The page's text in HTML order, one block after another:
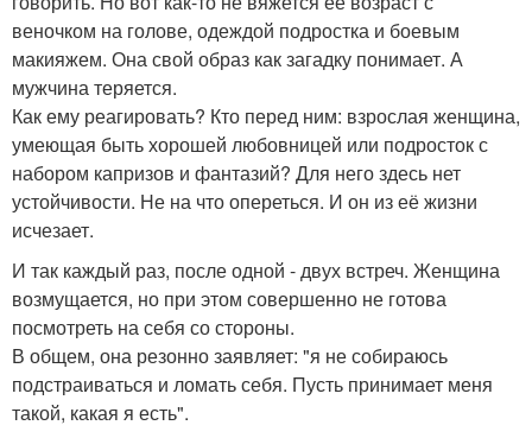
веночком на голове, одеждой подростка и боевым
макияжем. Она свой образ как загадку понимает. А
мужчина теряется.
Как ему реагировать? Кто перед ним: взрослая женщина,
умеющая быть хорошей любовницей или подросток с
набором капризов и фантазий? Для него здесь нет
устойчивости. Не на что опереться. И он из её жизни
исчезает.
И так каждый раз, после одной - двух встреч. Женщина
возмущается, но при этом совершенно не готова
посмотреть на себя со стороны.
В общем, она резонно заявляет: "я не собираюсь
подстраиваться и ломать себя. Пусть принимает меня
такой, какая я есть".